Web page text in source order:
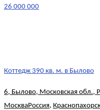
26 000 000
Коттедж 390 кв. м. в Былово
6, Былово, Московская обл.,
МоскваРоссия,